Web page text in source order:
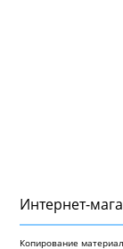
Интернет-
Копирование